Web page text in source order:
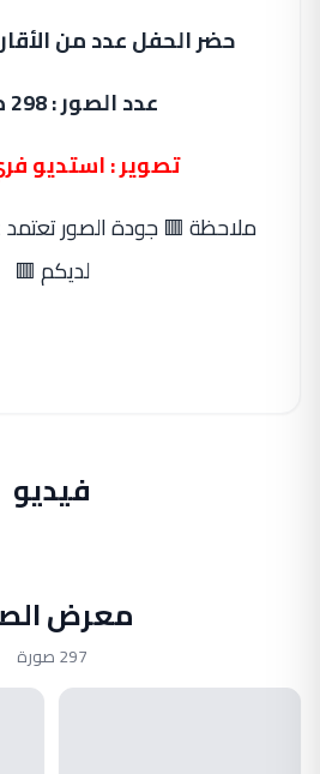
حضر الحفل عدد من
عدد الصور : 298 صورة
تصوير : استديو
ملاحظة 🟥 جودة الصور تعتمد
لديكم 🟥
فيديو
معرض
297 صورة